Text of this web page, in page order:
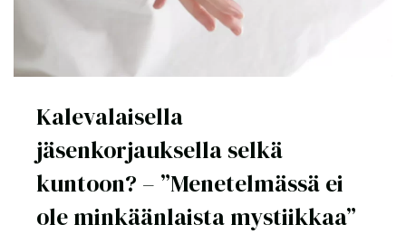
Kalevalaisella
jäsenkorjauksella selkä
kuntoon? – ”Menetelmässä ei
ole minkäänlaista mystiikkaa”